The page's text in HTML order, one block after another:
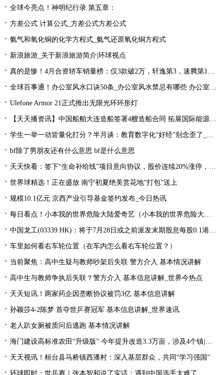
全球今亮点！神明纪行录 第五章：
方差公式 计算公式_方差公式方差公式
氨气和氧化铜的化学方程式_氨气还原氧化铜方程式
新浪旅游_关于新浪旅游简介|环球视点
真的是惨！4月合资轿车销量榜：仅3款破2万，轩逸第3，速腾第16！
全球百事通！办公室风水口诀50条_办公室风水禁忌有哪些 办公室风水禁忌大全
Ulefone Armor 21正式推出无限光环环形灯
【天天播资讯】中国船舶大连造船签署4艘造船合同 拓展国际能源运输领域合作
学生一举一动皆量化打分？半月谈：教育数字化“好经”别念歪了_环球今亮点
bf除了男朋友还有什么意思 bf是什么意思
天天快看：签下“生命补给线”项目意向协议，股价连续20%涨停，这家公司获机构扎堆关注
世界球精选！正在盛放 南宁初夏绝美赏花地“打包”送上
规模10.1亿元 京西产业引导基金签约发布_今日热讯
每日看点！小本我的世界危险大陆爱奇艺（小本我的世界危险大陆）
中国龙工(03339.HK)：将于7月28日或之前派发末期股息每股0.1港元-世界微资讯
车里如何看右车轮位置（在车内怎么看右车轮位置？）
当前聚焦：高中生疑与教师吵架后失联 警方介入 基本情况讲解
高中生与教师争执后失联？警方介入 基本信息讲解_世界今热点
天天短讯！两家药企因垄断协议被罚3亿 基本信息讲解
孙颖莎4-2陈梦 首夺世乒赛冠军 基本信息讲解_世界速讯
老人趴女厕被质问后逃跑 基本情况讲解
海门建设高标准农田“升级版” 今年提升改造3.3万亩，涉及4个镇|每日速读
天天视讯！桓台县马桥镇西潘村：深入基层群众，共同“学习强国”
环球即时：世乒赛｜张本智和说了实话：遇到中国选手太难了